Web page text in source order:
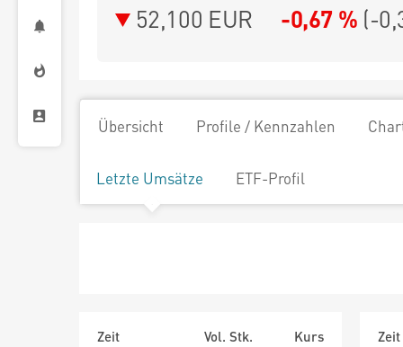
52,100 EUR -0,67 % (-
Übersicht Profile / Kennzahlen
Letzte Umsätze ETF-Profil
Zeit Vol. Stk.
Kurs
Zeit